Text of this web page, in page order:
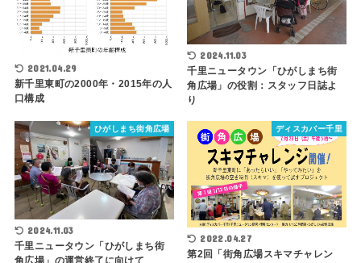
2021.04.29
新千里東町の2000年・2015年の人
口構成
2024.11.03
千里ニュータウン「ひがしまち街
角広場」の役割：スタッフ日誌よ
り
ひがしまち街角広場
2024.11.03
千里ニュータウン「ひがしまち街
角広場」の運営終了に向けて
ディスカバー千里
2022.04.27
第2回「街角広場スキマチャレン